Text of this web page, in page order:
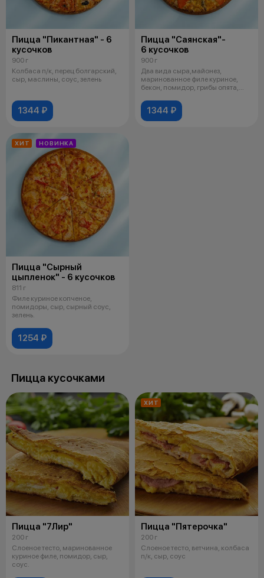
Пицца "Пикантная" - 6
кусочков
900 г
Колбаса п/к, перец болгарский,
сыр, маслины, соус, зелень
1344 ₽
Пицца "Саянская"-
6 кусочков
900 г
Два вида сыра,майонез,
маринованное филе куриное,
бекон, помидор, грибы опята,
1344 ₽
ХИТ НОВИНКА
Пицца "Сырный
цыпленок" - 6 кусочков
811 г
Филе куриное копченое,
помидоры, сыр, сырный соус,
зелень.
1254 ₽
Пицца кусочками
Пицца "7Лир"
200 г
Слоеное тесто, маринованное
куриное филе, помидор, сыр,
соус.
ХИТ
Пицца "Пятерочка"
200 г
Слоеное тесто, ветчина, колбаса
п/к, сыр, соус